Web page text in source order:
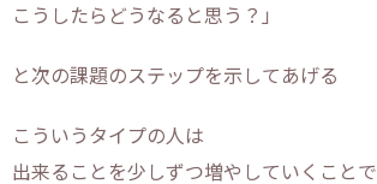
こうしたらどうなると思う？」
と次の課題のステップを示してあげる
こういうタイプの人は
出来ることを少しずつ増やしていくことで